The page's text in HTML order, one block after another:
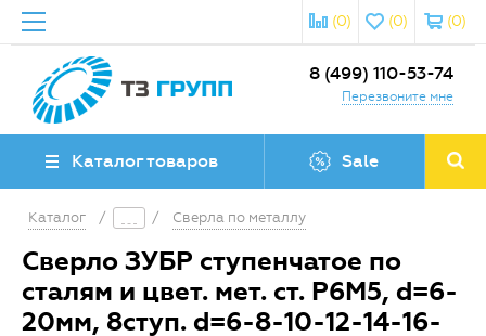
(0)
(0)
(0)
8 (499) 110-53-74
Перезвоните мне
Каталог товаров Sale
Каталог / / Сверла по металлу
Сверло ЗУБР ступенчатое по
сталям и цвет. мет. ст. Р6М5, d=6-
20мм, 8ступ. d=6-8-10-12-14-16-